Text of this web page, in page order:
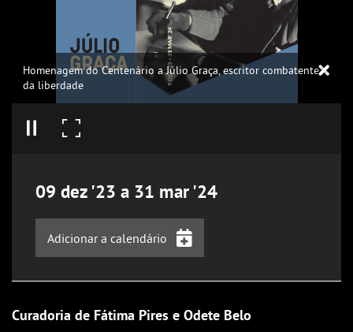
Homenagem do Centenário a Júlio Graça, escritor combatente
da liberdade
09 dez '23 a 31 mar '24
Adicionar a calendário
Outlook
Curadoria de Fátima Pires e Odete Belo